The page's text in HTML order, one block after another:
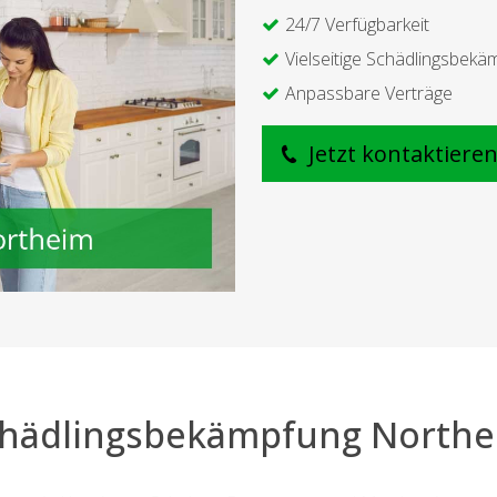
24/7 Verfügbarkeit
Vielseitige
Anpassbare Verträge
Jetzt kontaktieren